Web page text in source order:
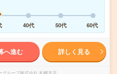
40代 50代 60代
へ進む 詳しく見る